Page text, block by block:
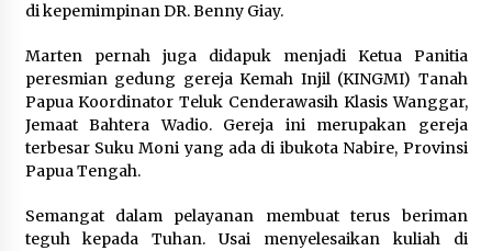
di kepemimpinan DR. Benny Giay.
Marten pernah juga didapuk menjadi Ketua Panitia
peresmian gedung gereja Kemah Injil (KINGMI) Tanah
Papua Koordinator Teluk Cenderawasih Klasis Wanggar,
Jemaat Bahtera Wadio. Gereja ini merupakan gereja
terbesar Suku Moni yang ada di ibukota Nabire, Provinsi
Papua Tengah.
Semangat dalam pelayanan membuat terus beriman
teguh kepada Tuhan. Usai menyelesaikan kuliah di